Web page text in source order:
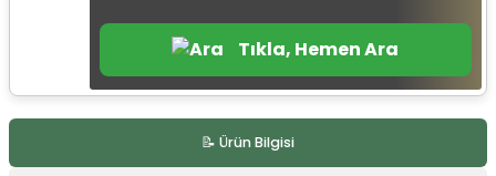
Tıkla, Hemen Ara
📝 Ürün Bilgisi